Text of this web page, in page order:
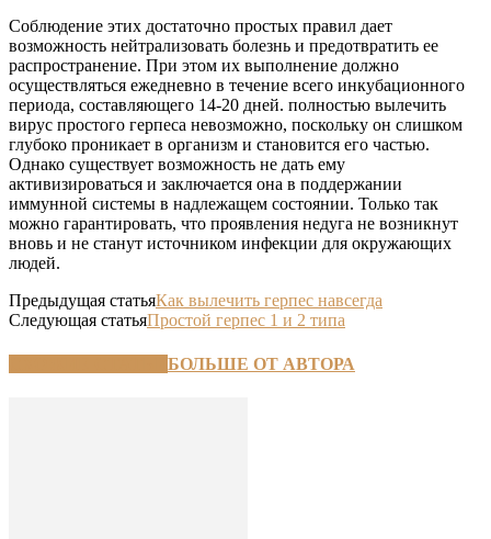
Соблюдение этих достаточно простых правил дает
возможность нейтрализовать болезнь и предотвратить ее
распространение. При этом их выполнение должно
осуществляться ежедневно в течение всего инкубационного
периода, составляющего 14-20 дней. полностью вылечить
вирус простого герпеса невозможно, поскольку он слишком
глубоко проникает в организм и становится его частью.
Однако существует возможность не дать ему
активизироваться и заключается она в поддержании
иммунной системы в надлежащем состоянии. Только так
можно гарантировать, что проявления недуга не возникнут
вновь и не станут источником инфекции для окружающих
людей.
Предыдущая статьяКак вылечить герпес навсегда
Следующая статьяПростой герпес 1 и 2 типа
БОЛЬШЕ ОТ АВТОРА